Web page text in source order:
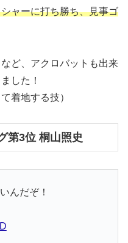
ャーに打ち勝ち、見事ゴ
ど、アクロバットも出来
した！
着地する技）
第3位 桐山照史
んだぞ！